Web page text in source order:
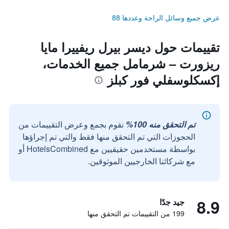
عرض جميع وسائل الراحة وعددها 88
تقييمات حول ديسر بيرل ريفييرا مايا
ريزورت – شرمامل جميع الخدمات،
إكسكلوسفلي فور كبلز
تم التحقق منه 100%
نقوم بجمع وعرض التقييمات من
الحجوزات التي تم التحقق منها فقط والتي تم إجراؤها
بواسطة مستخدمين حقيقيين مع HotelsCombined أو
مع شركائنا الخارجيين الموثوقين.
8.9 جيد جدًا
199 من التقييمات تم التحقق منها